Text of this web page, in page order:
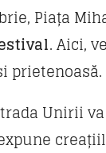
Piața
. Aici,
prietenoasă.
Unirii